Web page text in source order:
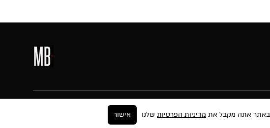
תקנון האתר
עקבו אחרינומדיניות הפרטיות שלנו אישור